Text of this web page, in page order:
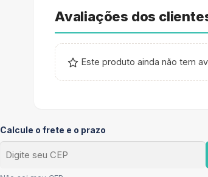
Avaliações dos
Este produto ainda não tem
Calcule o frete e o prazo